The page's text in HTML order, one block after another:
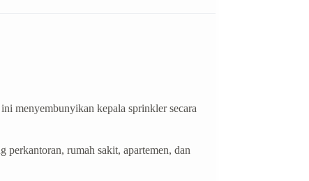
menyembunyikan kepala sprinkler secara
perkantoran, rumah sakit, apartemen, dan